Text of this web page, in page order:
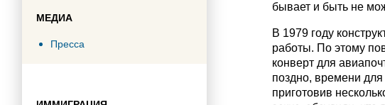
МЕДИА
Пресса
бывает и быть не
В 1979 году
работы. По этому
конверт для
поздно, времени для
приготовив